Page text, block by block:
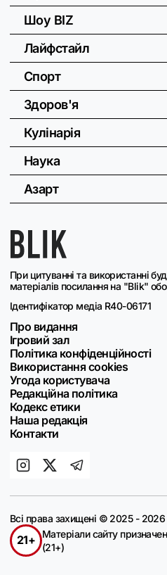
При цитуванні та використанні
матеріалів посилання на "Blik"
Ідентифікатор медіа R40-06171
Про видання
Ігровий зал
Політика конфіденційності
Використання cookies
Угода користувача
Редакційна політика
Кодекс етики
Наша редакція
Контакти
Шоу BIZ
Лайфстайл
Спорт
Здоров'я
Кулінарія
Наука
Азарт
Всі права захищені © 2025 -
21+
Матеріали сайту
(21+)